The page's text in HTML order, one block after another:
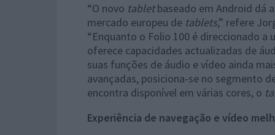
“O novo tabletbaseado em Android dá
mercado europeu de tablets,” refere
“Enquanto o Folio 100 é direccionado a
oferece capacidades actualizadas de
suas funções de áudio e vídeo ainda
avançadas, posiciona-se no segmento
encontra disponível em várias cores, o
Experiência de navegação e vídeo